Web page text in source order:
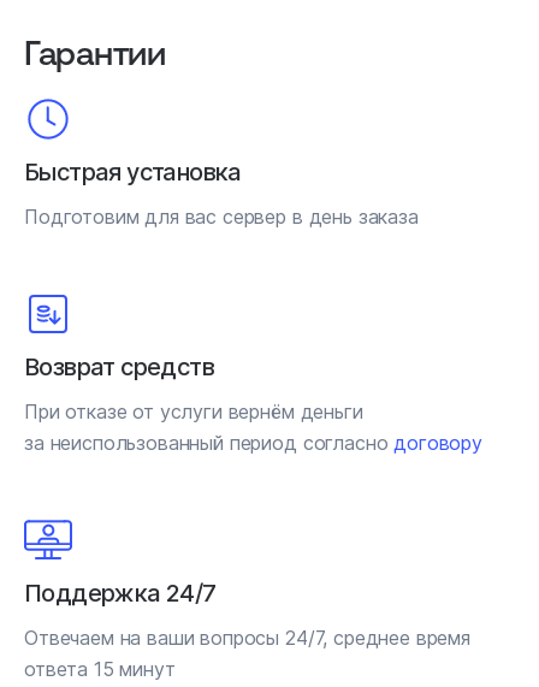
Гарантии
Быстрая установка
Подготовим для вас сервер в день заказа
Возврат средств
При отказе от услуги вернём деньги
за неиспользованный период согласнодоговору
Поддержка 24/7
Отвечаем на ваши вопросы 24/7, среднее время
ответа 15 минут